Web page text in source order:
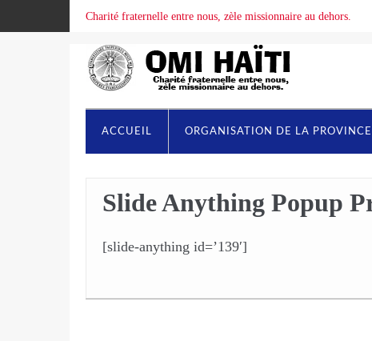
Charité fraternelle entre nous, zèle missionnaire au dehors.
ACCUEIL ORGANISATION DE LA PROVINCE
Slide Anything Popup
[slide-anything id=’139′]